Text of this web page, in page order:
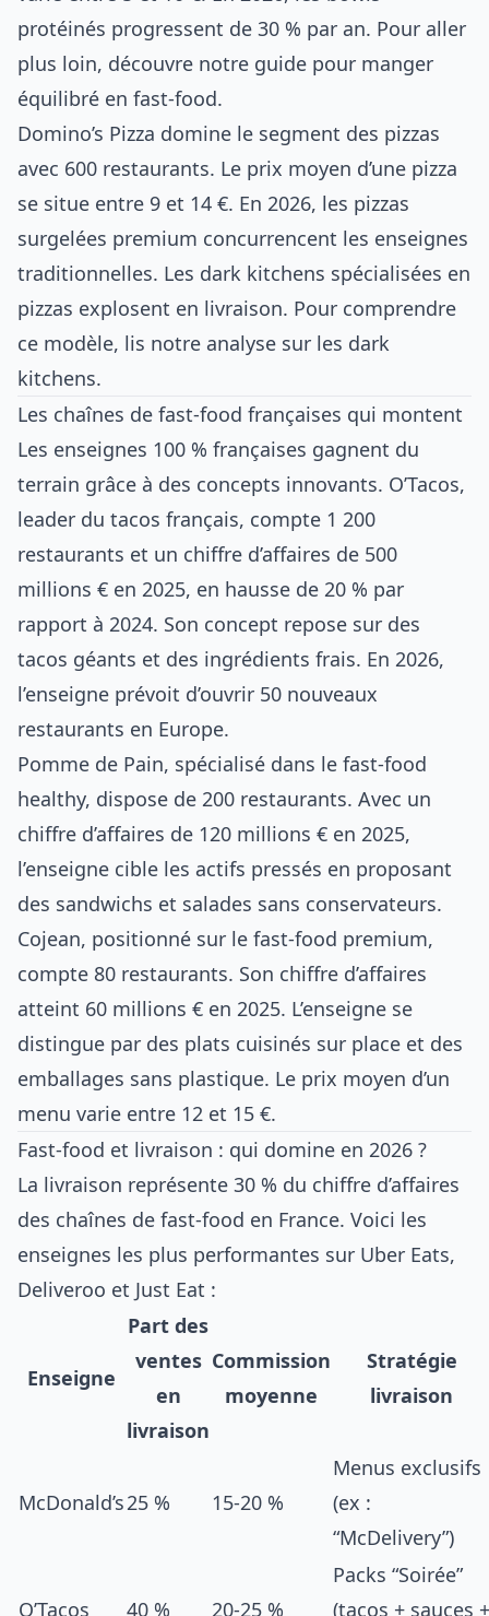
protéinés progressent de 30 % par an. Pour aller
plus loin, découvre notre guide pour manger
équilibré en fast-food.
Domino’s Pizza domine le segment des pizzas
avec 600 restaurants. Le prix moyen d’une pizza
se situe entre 9 et 14 €. En 2026, les pizzas
surgelées premium concurrencent les enseignes
traditionnelles. Les dark kitchens spécialisées en
pizzas explosent en livraison. Pour comprendre
ce modèle, lis notre analyse sur les dark
kitchens.
Les chaînes de fast-food françaises qui montent
Les enseignes 100 % françaises gagnent du
terrain grâce à des concepts innovants. O’Tacos,
leader du tacos français, compte 1 200
restaurants et un chiffre d’affaires de 500
millions € en 2025, en hausse de 20 % par
rapport à 2024. Son concept repose sur des
tacos géants et des ingrédients frais. En 2026,
l’enseigne prévoit d’ouvrir 50 nouveaux
restaurants en Europe.
Pomme de Pain, spécialisé dans le fast-food
healthy, dispose de 200 restaurants. Avec un
chiffre d’affaires de 120 millions € en 2025,
l’enseigne cible les actifs pressés en proposant
des sandwichs et salades sans conservateurs.
Cojean, positionné sur le fast-food premium,
compte 80 restaurants. Son chiffre d’affaires
atteint 60 millions € en 2025. L’enseigne se
distingue par des plats cuisinés sur place et des
emballages sans plastique. Le prix moyen d’un
menu varie entre 12 et 15 €.
Fast-food et livraison : qui domine en 2026 ?
La livraison représente 30 % du chiffre d’affaires
des chaînes de fast-food en France. Voici les
enseignes les plus performantes sur Uber Eats,
Deliveroo et Just Eat :
Enseigne
Part des
ventes
en
livraison
Commission
moyenne
Stratégie
livraison
McDonald’s25 % 15-20 %
Menus exclusifs
(ex :
“McDelivery”)
O’Tacos 40 % 20-25 %
Packs “Soirée”
(tacos + sauces +